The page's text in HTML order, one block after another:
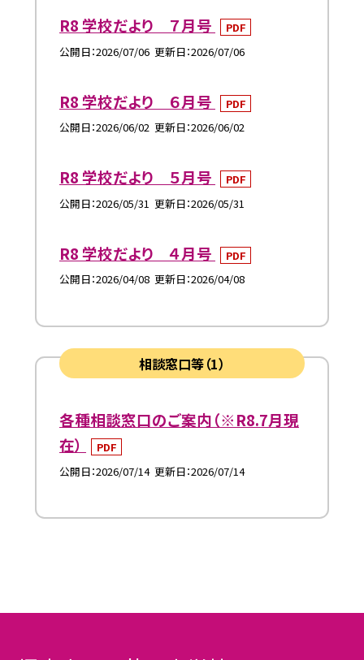
R8 学校だより ７月号
PDF
公開日 2026/07/06 更新日 2026/07/06
R8 学校だより ６月号
PDF
公開日 2026/06/02 更新日 2026/06/02
R8 学校だより ５月号
PDF
公開日 2026/05/31 更新日 2026/05/31
R8 学校だより ４月号
PDF
公開日 2026/04/08 更新日 2026/04/08
相談窓口等（1）
各種相談窓口のご案内（※R8.7月現
在）
PDF
公開日 2026/07/14 更新日 2026/07/14